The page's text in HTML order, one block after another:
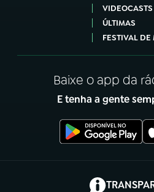
VIDEOCASTS
ÚLTIMAS
FESTIVAL DE
Baixe o app da
E tenha a gente